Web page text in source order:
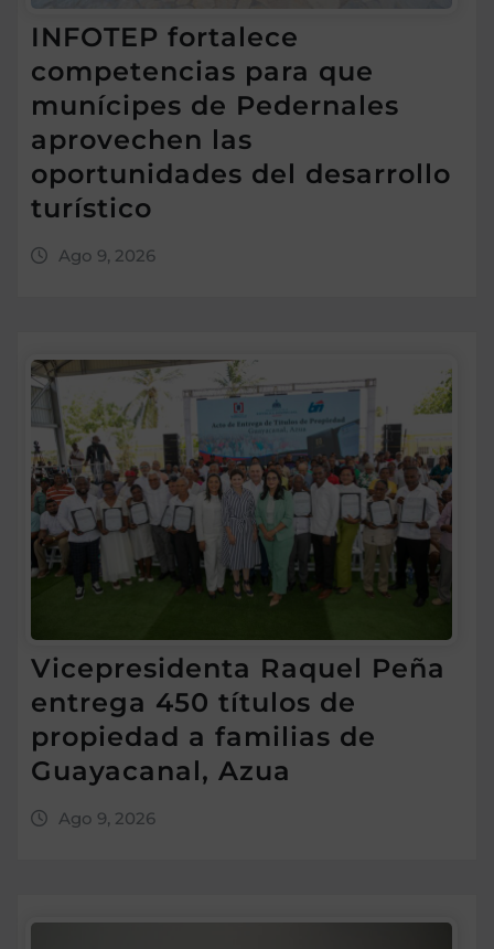
INFOTEP fortalece
competencias para que
munícipes de Pedernales
aprovechen las
oportunidades del desarrollo
turístico
Ago 9, 2026
Vicepresidenta Raquel Peña
entrega 450 títulos de
propiedad a familias de
Guayacanal, Azua
Ago 9, 2026